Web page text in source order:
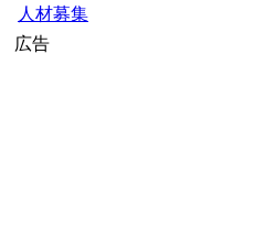
人材募集
広告